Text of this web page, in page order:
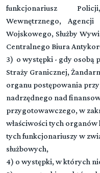
funkcjonariusz
Wewnętrznego, Agencji
Wojskowego, Służby
Centralnego Biura
3) o występki - gdy osobą
Straży Granicznej,
organu postępowania
nadrzędnego nad
przygotowawczego, w
właściwości tych organów
tych funkcjonariuszy w
służbowych,
4) o występki, w których